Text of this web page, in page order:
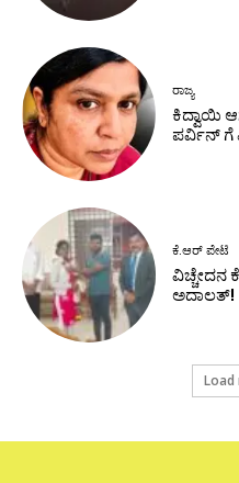
ರಾಜ್ಯ
ಕಿದ್ವಾಯಿ
ಪರ್ವಿನ್ ಗೆ
ಕೆ.ಆರ್ ಪೇಟೆ
ವಿಚ್ಚೇದನ
ಅದಾಲತ್!
Load